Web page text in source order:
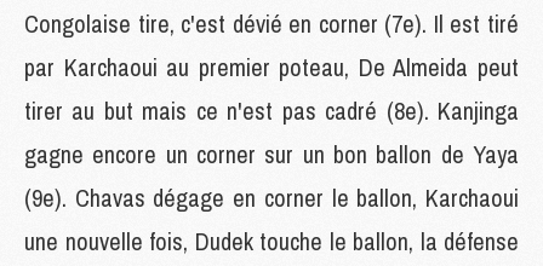
Congolaise tire, c'est dévié en corner (7e). Il est tiré
par Karchaoui au premier poteau, De Almeida peut
tirer au but mais ce n'est pas cadré (8e). Kanjinga
gagne encore un corner sur un bon ballon de Yaya
(9e). Chavas dégage en corner le ballon, Karchaoui
une nouvelle fois, Dudek touche le ballon, la défense